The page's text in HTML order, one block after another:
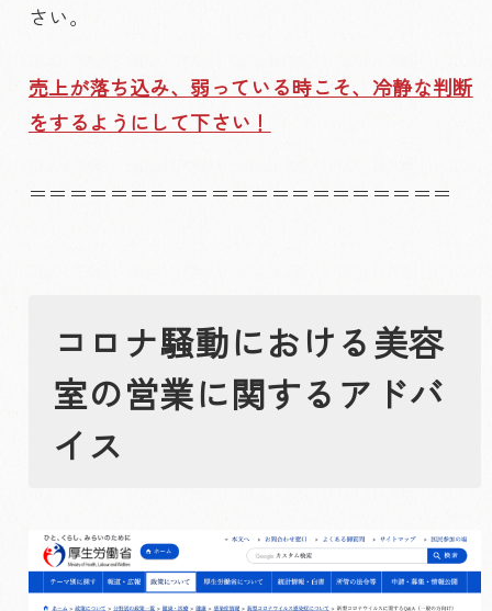
さい。
売上が落ち込み、弱っている時こそ、冷静な判断
をするようにして下さい！
＝＝＝＝＝＝＝＝＝＝＝＝＝＝＝＝＝＝＝＝＝
コロナ騒動における美容
室の営業に関するアドバ
イス